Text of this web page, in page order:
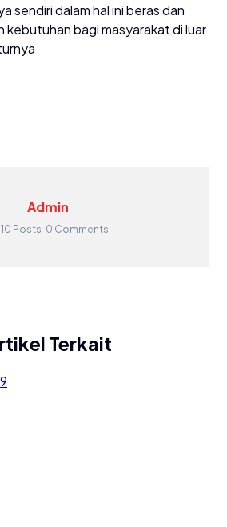
sendiri dalam hal ini beras dan
kebutuhan bagi masyarakat di luar
Admin
Posts 0 Comments
Terkait